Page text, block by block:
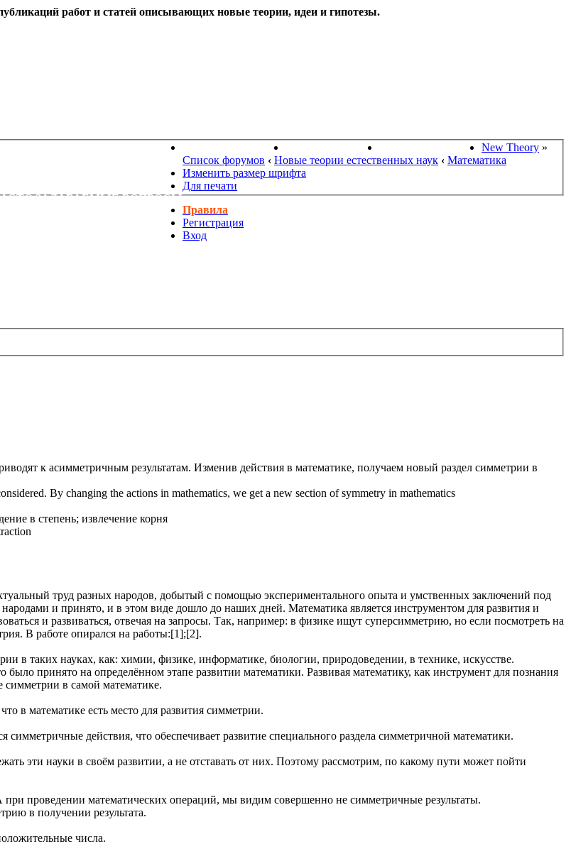
работ и статей описывающих новые теории, идеи и гипотезы.
ЗАДАВАЕМЫЕ ВОПРОСЫ
НОВОСТИ НАУКИ ПОИСК ТЕОРИЙ СТАРЫЙ ПОРТАЛ New Theory »
Список форумов ‹ Новые теории естественных наук ‹ Математика
Изменить размер шрифта
Для печати
Правила
Регистрация
Вход
к асимметричным результатам. Изменив действия в математике, получаем новый раздел симметрии в
By changing the actions in mathematics, we get a new section of symmetry in mathematics
в степень; извлечение корня
труд разных народов, добытый с помощью экспериментального опыта и умственных заключений под
и принято, и в этом виде дошло до наших дней. Математика является инструментом для развития и
и развиваться, отвечая на запросы. Так, например: в физике ищут суперсимметрию, но если посмотреть на
В работе опирался на работы:[1];[2].
в таких науках, как: химии, физике, информатике, биологии, природоведении, в технике, искусстве.
принято на определённом этапе развитии математики. Развивая математику, как инструмент для познания
симметрии в самой математике.
в математике есть место для развития симметрии.
действия, что обеспечивает развитие специального раздела симметричной математики.
эти науки в своём развитии, а не отставать от них. Поэтому рассмотрим, по какому пути может пойти
проведении математических операций, мы видим совершенно не симметричные результаты.
в получении результата.
числа.